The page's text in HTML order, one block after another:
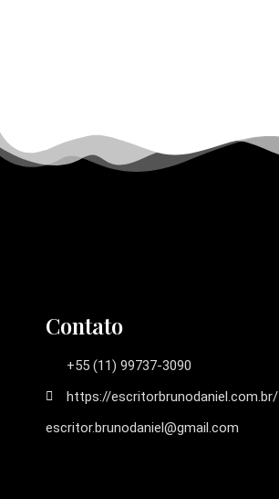
Contato
+55 (11) 99737-3090
https://escritorbrunodaniel.com.br/
escritor.brunodaniel@gmail.com